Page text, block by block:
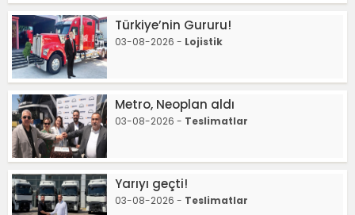
Türkiye’nin Gururu!
03-08-2026 - Lojistik
Metro, Neoplan aldı
03-08-2026 - Teslimatlar
Yarıyı geçti!
03-08-2026 - Teslimatlar